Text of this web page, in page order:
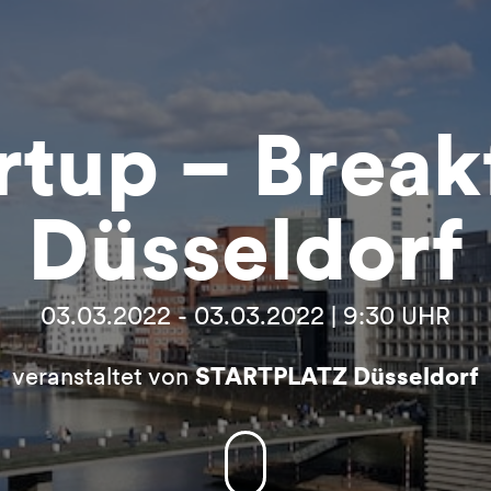
–
Düsseldorf
03.03.2022 - 03.03.2022 | 9:30 UHR
veranstaltet vonSTARTPLATZ Düsseldorf